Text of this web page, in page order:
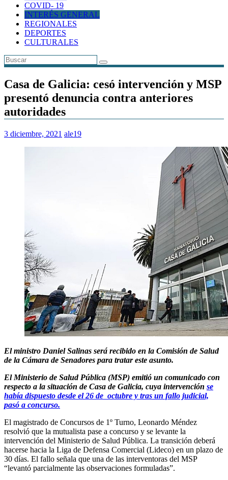
COVID- 19
INTERÉS GENERAL
REGIONALES
DEPORTES
CULTURALES
Casa de Galicia: cesó intervención y MSP
presentó denuncia contra anteriores
autoridades
3 diciembre, 2021 ale19
El ministro Daniel Salinas será recibido en la Comisión de Salud
de la Cámara de Senadores para tratar este asunto.
El Ministerio de Salud Pública (MSP) emitió un comunicado con
respecto a la situación de Casa de Galicia, cuya intervención se
había dispuesto desde el 26 de octubre y tras un fallo judicial,
pasó a concurso.
El magistrado de Concursos de 1º Turno, Leonardo Méndez
resolvió que la mutualista pase a concurso y se levante la
intervención del Ministerio de Salud Pública. La transición deberá
hacerse hacia la Liga de Defensa Comercial (Lideco) en un plazo de
30 días. El fallo señala que una de las interventoras del MSP
“levantó parcialmente las observaciones formuladas”.